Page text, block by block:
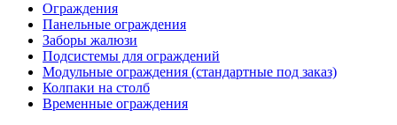
Ограждения
Панельные ограждения
Заборы жалюзи
Подсистемы для ограждений
Модульные ограждения (стандартные под заказ)
Колпаки на столб
Временные ограждения